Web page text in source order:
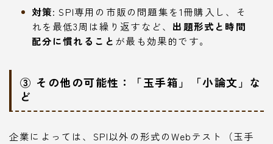
対策: SPI専用の市販の問題集を1冊購入し、そ
れを最低3周は繰り返すなど、 出題形式と時間
配分に慣れること が最も効果的です。
③ その他の可能性：「玉手箱」「小論文」な
ど
企業によっては、SPI以外の形式のWebテスト（玉手